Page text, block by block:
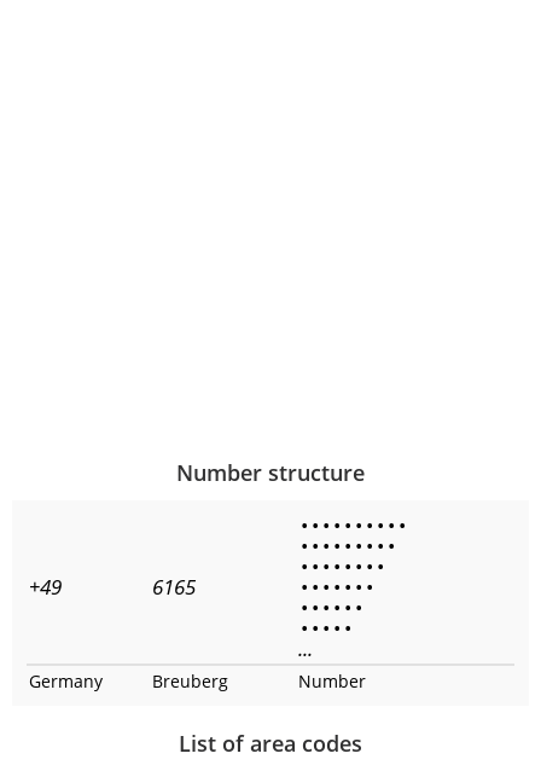
Number structure
+49 6165
• • • • • • • • • •
• • • • • • • • •
• • • • • • • •
• • • • • • •
• • • • • •
• • • • •
...
Germany Breuberg Number
List of area codes